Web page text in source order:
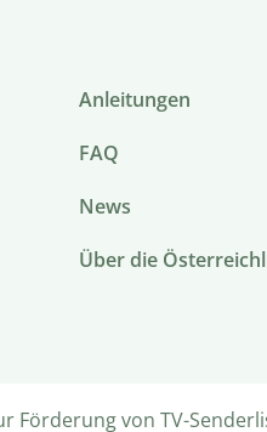
Anleitungen
FAQ
News
Über die
Förderung von TV-